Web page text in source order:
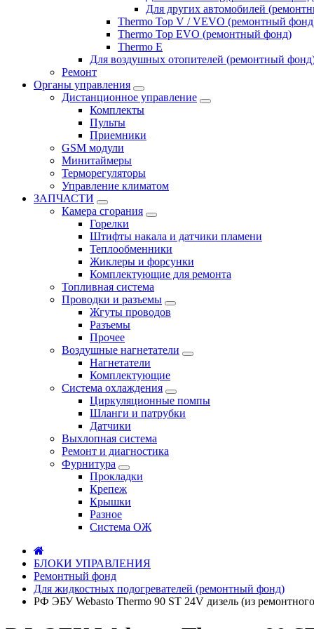
Для других автомобилей
Thermo Top V / VEVO (ремонтный
Thermo Top EVO (ремонтный фонд)
Thermo E
Для воздушных отопителей (ремонтный
Ремонт
Органы управления
Дистанционное управление
Комплекты
Пульты
Приемники
GSM модули
Минитаймеры
Терморегуляторы
Управление климатом
ЗАПЧАСТИ
Камера сгорания
Горелки
Штифты накала и датчики пламени
Теплообменники
Жиклеры и форсунки
Комплектующие для ремонта
Топливная система
Проводки и разъемы
Жгуты проводов
Разъемы
Прочее
Воздушные нагнетатели
Нагнетатели
Комплектующие
Система охлаждения
Циркуляционные помпы
Шланги и патрубки
Датчики
Выхлопная система
Ремонт и диагностика
Фурнитура
Прокладки
Крепеж
Крышки
Разное
Система ОЖ
БЛОКИ УПРАВЛЕНИЯ
Ремонтный фонд
Для жидкостных подогревателей (ремонтный фонд)
РФ ЭБУ Webasto Thermo 90 ST 24V дизель (из